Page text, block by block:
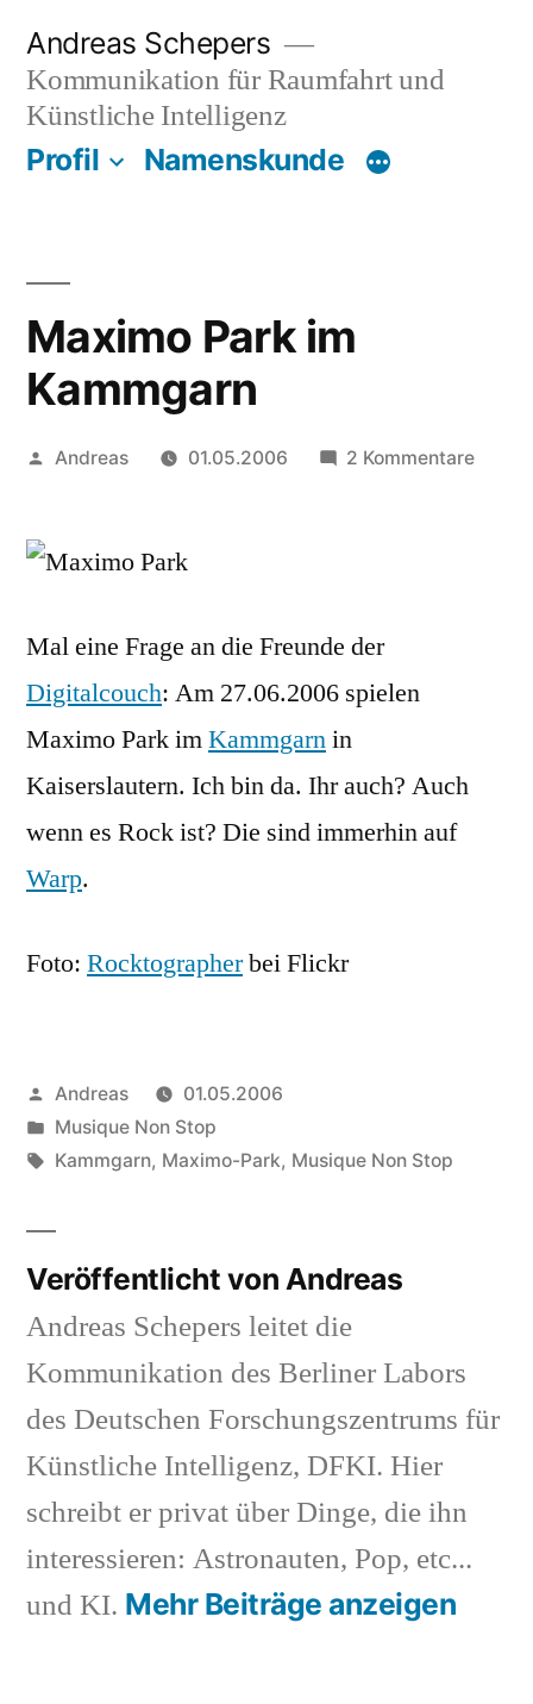
Inhalt
springen
Andreas Schepers
Kommunikation für Raumfahrt und
Künstliche Intelligenz
Profil Namenskunde
Maximo Park im
Kammgarn
Veröffentlicht
Andreas 01.05.2006 2 Kommentarezu
Mal eine Frage an die Freunde der
Digitalcouch: Am 27.06.2006 spielen
Maximo Park imKammgarnin
Kaiserslautern. Ich bin da. Ihr auch? Auch
wenn es Rock ist? Die sind immerhin auf
Warp.
Foto: Rocktographerbei Flickr
Veröffentlicht
von
Andreas
01.05.2006
Veröffentlicht
in
Musique Non Stop
Schlagwörter:
Kammgarn, Maximo-Park, Musique Non Stop
Veröffentlicht von Andreas
Andreas Schepers leitet die
Kommunikation des Berliner Labors
des Deutschen Forschungszentrums für
Künstliche Intelligenz, DFKI. Hier
schreibt er privat über Dinge, die ihn
interessieren: Astronauten, Pop, etc...
und KI. Mehr Beiträge anzeigen